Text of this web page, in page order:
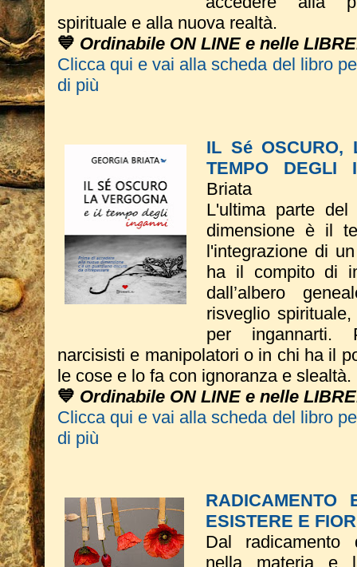
spirituale e alla nuova realtà.
💙 Ordinabile ON LINE e nelle
Clicca qui e vai alla scheda del libro
di più
IL Sé OSCURO,
TEMPO DEGLI
Briata
L'ultima parte del
dimensione è il
l'integrazione di
ha il compito di
dall’albero
risveglio
per ingannarti.
narcisisti e manipolatori o in chi ha il
le cose e lo fa con ignoranza e slealtà.
💙 Ordinabile ON LINE e nelle
Clicca qui e vai alla scheda del libro
di più
ESISTERE E
Dal radicamento
nella materia e